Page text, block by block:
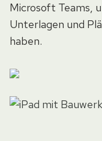
Microsoft Teams,
Unterlagen und
haben.